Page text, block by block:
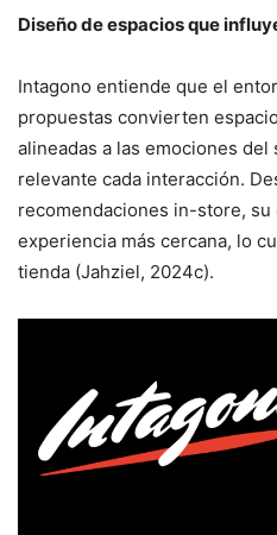
Diseño de espacios que
Intagono entiende que el
propuestas convierten
alineadas a las emociones del
relevante cada interacción.
recomendaciones in-store,
experiencia más cercana, lo
tienda (Jahziel, 2024c).